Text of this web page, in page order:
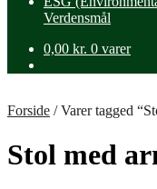
Verdensmål
0,00 kr. 0 varer
Forside /Varer tagged
Stol med